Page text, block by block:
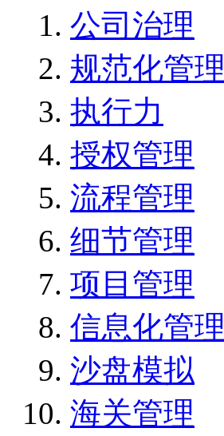
公司治理
规范化管理
执行力
授权管理
流程管理
细节管理
项目管理
信息化管理
沙盘模拟
海关管理